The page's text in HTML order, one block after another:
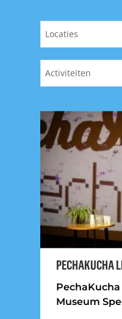
Locaties
Activiteiten
PECHAKUCHA
PechaKucha
Museum